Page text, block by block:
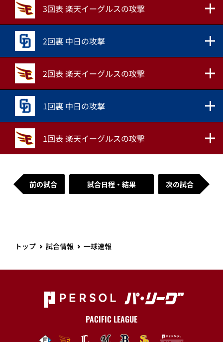
3回表 楽天イーグルスの攻撃
2回裏 中日の攻撃
2回表 楽天イーグルスの攻撃
1回裏 中日の攻撃
1回表 楽天イーグルスの攻撃
前の試合 試合日程・結果 次の試合
トップ 試合情報 一球速報
PACIFIC LEAGUE